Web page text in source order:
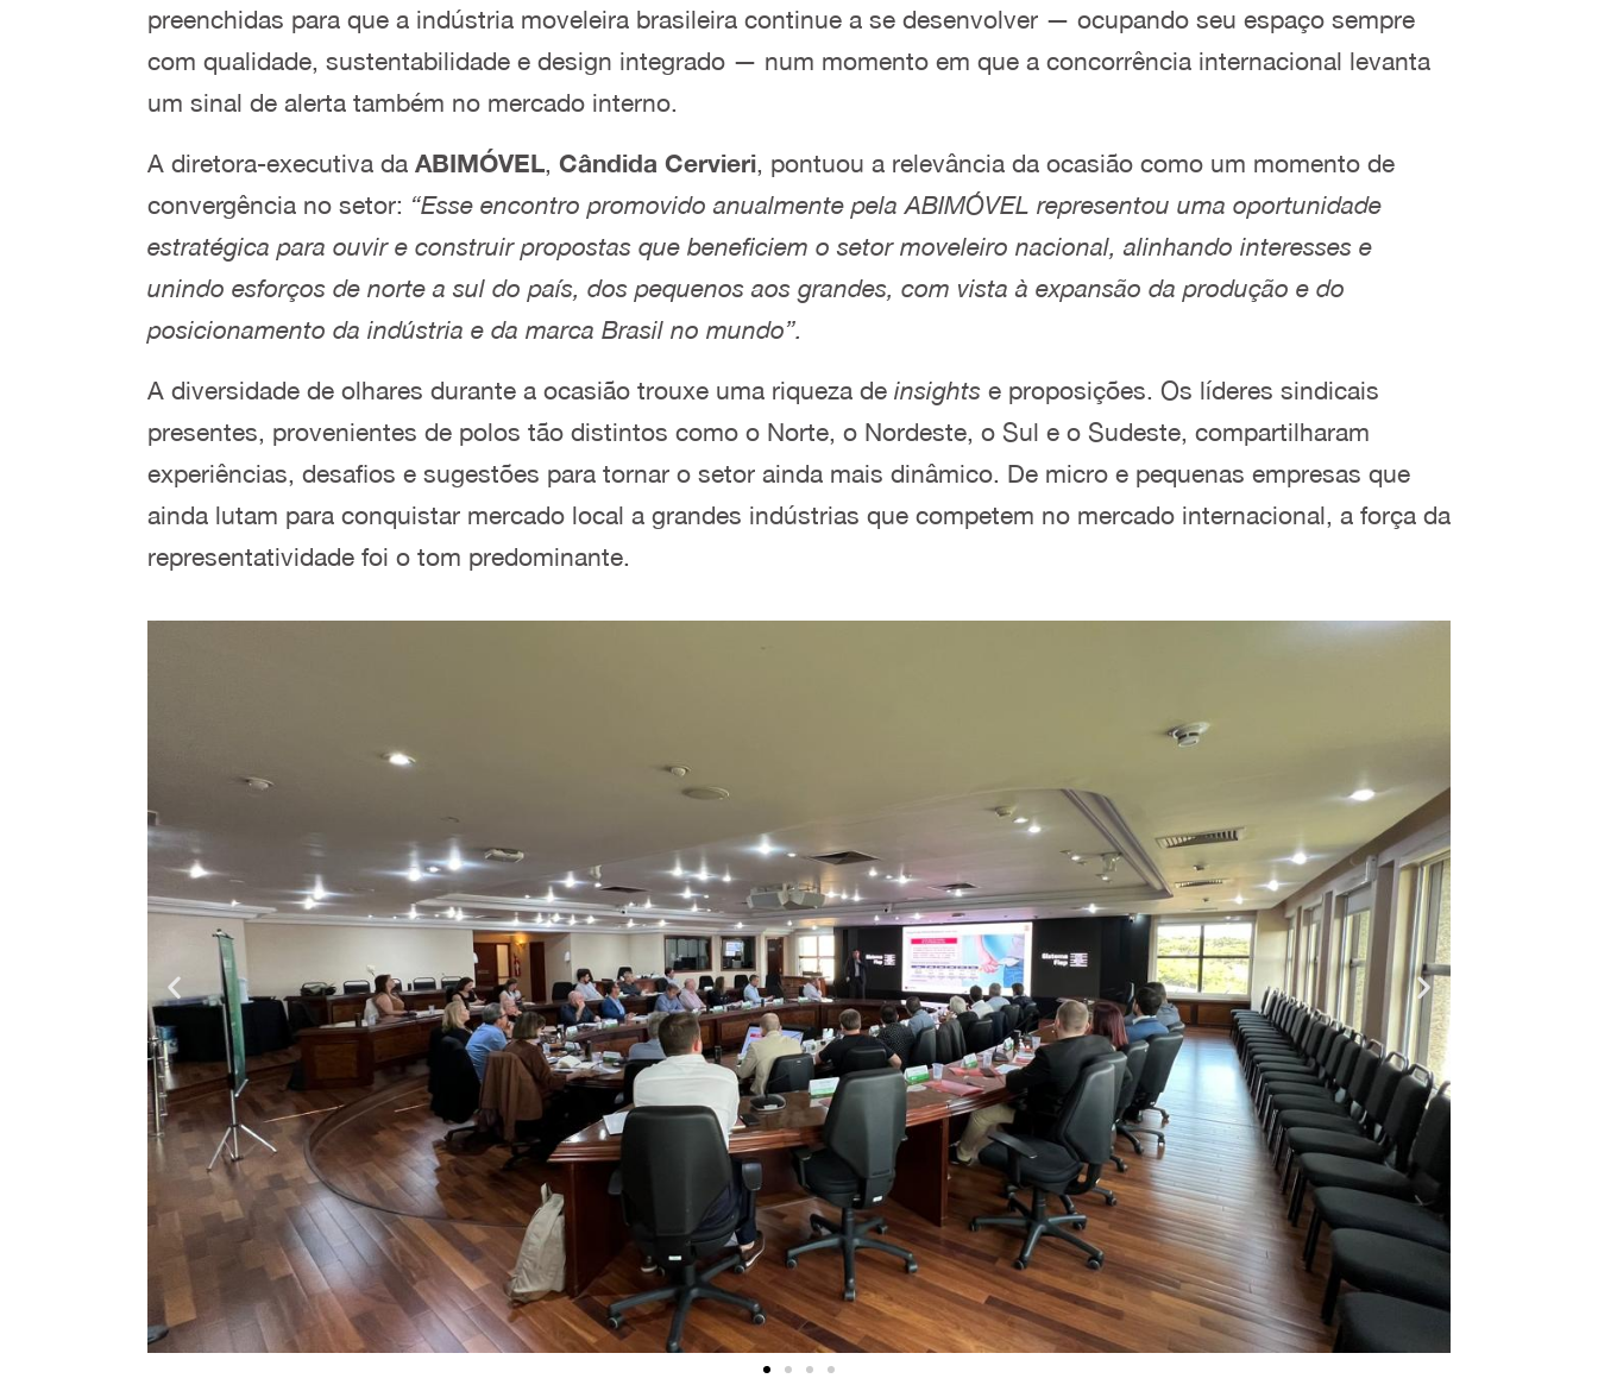
preenchidas para que a indústria moveleira brasileira continue a se desenvolver — ocupando seu espaço sempre
com qualidade, sustentabilidade e design integrado — num momento em que a concorrência internacional levanta
um sinal de alerta também no mercado interno.
A diretora-executiva da ABIMÓVEL Cândida Cervieri , pontuou a relevância da ocasião como um momento de
convergência no setor: “Esse encontro promovido anualmente pela ABIMÓVEL representou uma oportunidade
estratégica para ouvir e construir propostas que beneficiem o setor moveleiro nacional, alinhando interesses e
unindo esforços de norte a sul do país, dos pequenos aos grandes, com vista à expansão da produção e do
posicionamento da indústria e da marca Brasil no mundo”.
A diversidade de olhares durante a ocasião trouxe uma riqueza de insights e proposições. Os líderes sindicais
presentes, provenientes de polos tão distintos como o Norte, o Nordeste, o Sul e o Sudeste, compartilharam
experiências, desafios e sugestões para tornar o setor ainda mais dinâmico. De micro e pequenas empresas que
ainda lutam para conquistar mercado local a grandes indústrias que competem no mercado internacional, a força da
representatividade foi o tom predominante.